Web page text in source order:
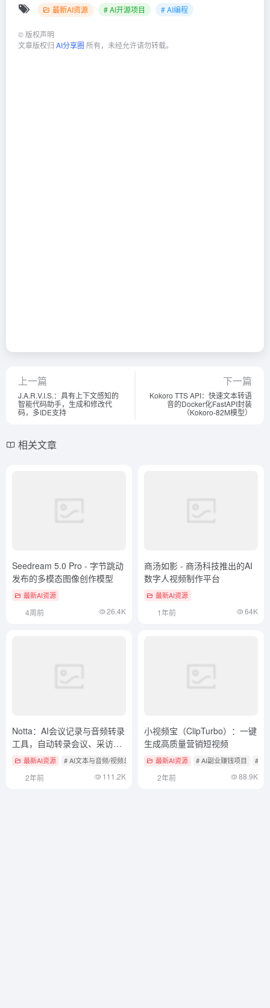
最新AI资源 # AI开源项目 # AI编程
© 版权声明
文章版权归 AI分享圈 所有，未经允许请勿转载。
上一篇
J.A.R.V.I.S.：具有上下文感知的
智能代码助手，生成和修改代
码，多IDE支持
下一篇
Kokoro TTS API：快速文本转语
音的Docker化FastAPI封装
（Kokoro-82M模型）
相关文章
Seedream 5.0 Pro - 字节跳动
发布的多模态图像创作模型
最新AI资源
4周前 26.4K
商汤如影 - 商汤科技推出的AI
数字人视频制作平台
最新AI资源
1年前 64K
Notta：AI会议记录与音频转录
工具，自动转录会议、采访或
录音最新AI资源 # AI文本与音频/视频总结工具 # AI语音转文本
2年前 111.2K
小视频宝（ClipTurbo）：一键
生成高质量营销短视频
最新AI资源 # AI副业赚钱项目 # AI
2年前 88.9K